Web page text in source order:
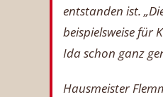
entstanden ist.
beispielsweise für
Ida schon ganz
Hausmeister